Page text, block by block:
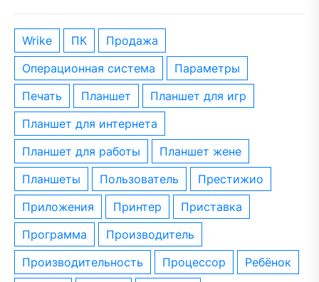
wrike ПК
Продажа
операционная система
параметры
печать
планшет
планшет для игр
планшет для интернета
планшет для работы
планшет жене
планшеты
пользователь
престижио
приложения
принтер
приставка
программа
производитель
производительность
процессор
ребёнок